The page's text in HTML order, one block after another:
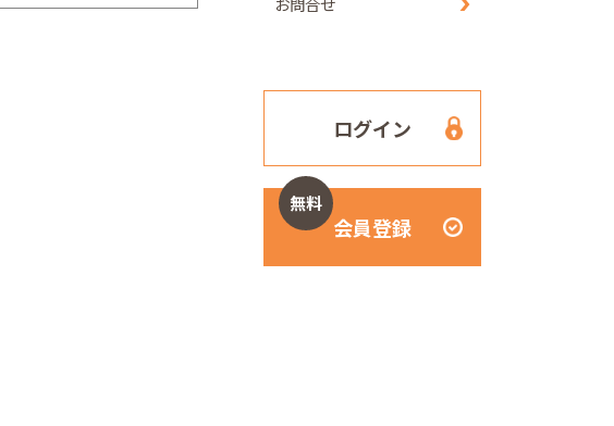
ログイン
無料
会員登録